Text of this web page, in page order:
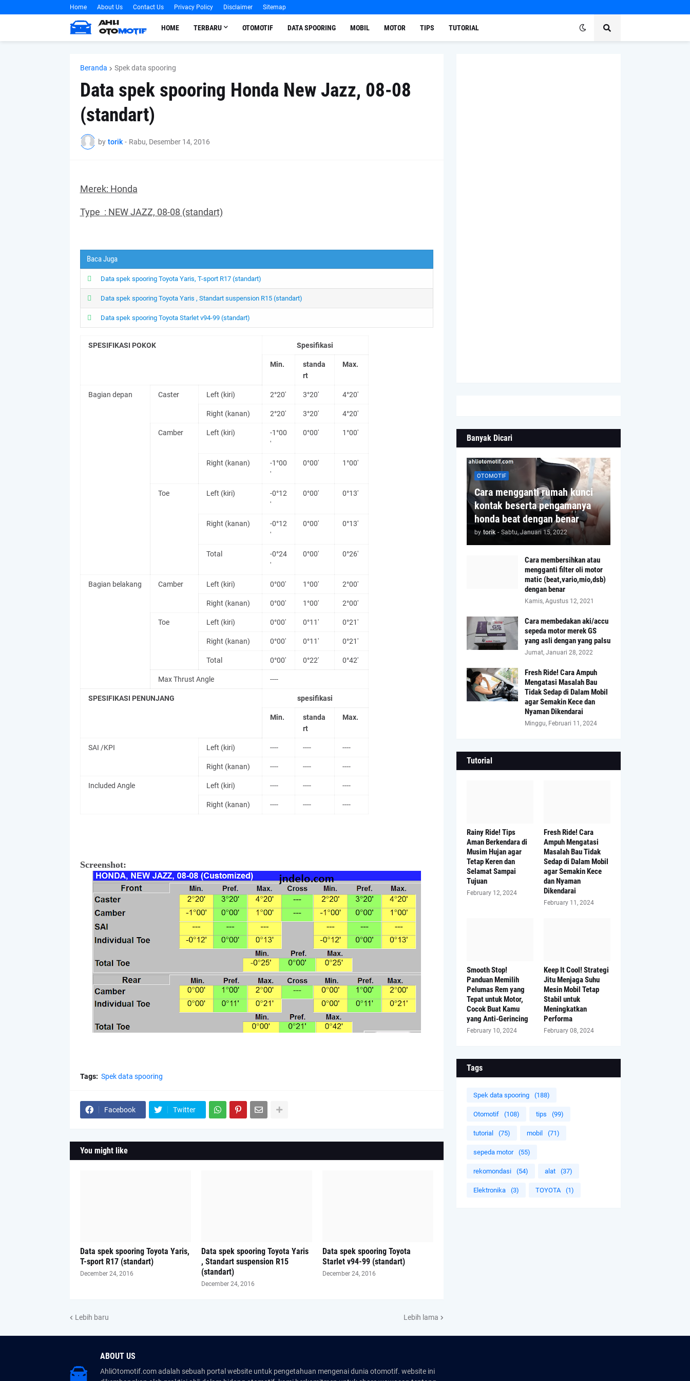
Home About Us Contact Us Privacy Policy Disclaimer Sitemap
HOME TERBARU OTOMOTIF DATA SPOORING MOBIL MOTOR TIPS TUTORIAL
Beranda Spek data spooring
Data spek spooring Honda New Jazz, 08-08
(standart)
by torik - Rabu, Desember 14, 2016
Merek: Honda
Type : NEW JAZZ, 08-08 (standart)
Baca Juga
Data spek spooring Toyota Yaris, T-sport R17 (standart)
Data spek spooring Toyota Yaris , Standart suspension R15 (standart)
Data spek spooring Toyota Starlet v94-99 (standart)
SPESIFIKASI POKOK Spesifikasi
Min.
standa
rt
Max.
Bagian depan Caster Left (kiri) 2°20' 3°20' 4°20'
Right (kanan) 2°20' 3°20' 4°20'
Camber Left (kiri)
-1°00
'
0°00' 1°00'
Right (kanan)
-1°00
'
0°00' 1°00'
Toe Left (kiri)
-0°12
'
0°00' 0°13'
Right (kanan)
-0°12
'
0°00' 0°13'
Total
-0°24
'
0°00' 0°26'
Bagian belakang Camber Left (kiri) 0°00' 1°00' 2°00'
Right (kanan) 0°00' 1°00' 2°00'
Toe Left (kiri) 0°00' 0°11' 0°21'
Right (kanan) 0°00' 0°11' 0°21'
Total 0°00' 0°22' 0°42'
Max Thrust Angle ----
SPESIFIKASI PENUNJANG spesifikasi
Min.
standa
rt
Max.
SAI /KPI Left (kiri) ---- ---- ----
Right (kanan) ---- ---- ----
Included Angle Left (kiri) ---- ---- ----
Right (kanan) ---- ---- ----
Screenshot:
Tags: Spek data spooring
Facebook Twitter
You might like
Data spek spooring Toyota Yaris,
T-sport R17 (standart)
December 24, 2016
Data spek spooring Toyota Yaris
, Standart suspension R15
(standart)
December 24, 2016
Data spek spooring Toyota
Starlet v94-99 (standart)
December 24, 2016
Lebih baru Lebih lama
Banyak Dicari
OTOMOTIF
Cara mengganti rumah kunci
kontak beserta pengamanya
honda beat dengan benar
by torik - Sabtu, Januari 15, 2022
Cara membersihkan atau
mengganti filter oli motor
matic (beat,vario,mio,dsb)
dengan benar
Kamis, Agustus 12, 2021
Cara membedakan aki/accu
sepeda motor merek GS
yang asli dengan yang palsu
Jumat, Januari 28, 2022
Fresh Ride! Cara Ampuh
Mengatasi Masalah Bau
Tidak Sedap di Dalam Mobil
agar Semakin Kece dan
Nyaman Dikendarai
Minggu, Februari 11, 2024
Tutorial
Rainy Ride! Tips
Aman Berkendara di
Musim Hujan agar
Tetap Keren dan
Selamat Sampai
Tujuan
February 12, 2024
Fresh Ride! Cara
Ampuh Mengatasi
Masalah Bau Tidak
Sedap di Dalam Mobil
agar Semakin Kece
dan Nyaman
Dikendarai
February 11, 2024
Smooth Stop!
Panduan Memilih
Pelumas Rem yang
Tepat untuk Motor,
Cocok Buat Kamu
yang Anti-Gerincing
February 10, 2024
Keep It Cool! Strategi
Jitu Menjaga Suhu
Mesin Mobil Tetap
Stabil untuk
Meningkatkan
Performa
February 08, 2024
Tags
Spek data spooring (188)
Otomotif (108) tips (99)
tutorial (75) mobil (71)
sepeda motor (55)
rekomondasi (54) alat (37)
Elektronika (3) TOYOTA (1)
ABOUT US
AhliOtomotif.com adalah sebuah portal website untuk pengetahuan mengenai dunia otomotif. website ini